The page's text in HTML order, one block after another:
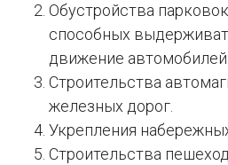
Обустройства
способных
движение автомобилей.
Строительства
железных дорог.
Укрепления
Строительства